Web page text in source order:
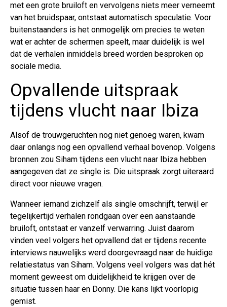
met een grote bruiloft en vervolgens niets meer verneemt
van het bruidspaar, ontstaat automatisch speculatie. Voor
buitenstaanders is het onmogelijk om precies te weten
wat er achter de schermen speelt, maar duidelijk is wel
dat de verhalen inmiddels breed worden besproken op
sociale media.
Opvallende uitspraak
tijdens vlucht naar Ibiza
Alsof de trouwgeruchten nog niet genoeg waren, kwam
daar onlangs nog een opvallend verhaal bovenop. Volgens
bronnen zou Siham tijdens een vlucht naar Ibiza hebben
aangegeven dat ze single is. Die uitspraak zorgt uiteraard
direct voor nieuwe vragen.
Wanneer iemand zichzelf als single omschrijft, terwijl er
tegelijkertijd verhalen rondgaan over een aanstaande
bruiloft, ontstaat er vanzelf verwarring. Juist daarom
vinden veel volgers het opvallend dat er tijdens recente
interviews nauwelijks werd doorgevraagd naar de huidige
relatiestatus van Siham. Volgens veel volgers was dat hét
moment geweest om duidelijkheid te krijgen over de
situatie tussen haar en Donny. Die kans lijkt voorlopig
gemist.